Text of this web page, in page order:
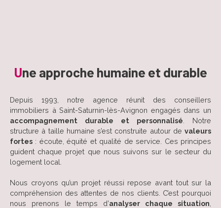
Une approche humaine et durable
Depuis 1993, notre agence réunit des conseillers
immobiliers à Saint-Saturnin-lès-Avignon engagés dans un
accompagnement durable et personnalisé . Notre
structure à taille humaine s’est construite autour de valeurs
fortes : écoute, équité et qualité de service. Ces principes
guident chaque projet que nous suivons sur le secteur du
logement local.
Nous croyons qu’un projet réussi repose avant tout sur la
compréhension des attentes de nos clients. C’est pourquoi
nous prenons le temps d’analyser chaque situation